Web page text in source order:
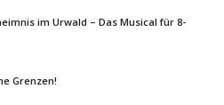
im Urwald – Das Musical für 8-
Grenzen!